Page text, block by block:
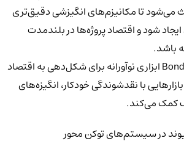
می‌شود تا مکانیزم‌های انگیزشی دقیق‌تری
شود و اقتصاد پروژه‌ها در بلندمدت
باشد.
در مجموع، Bonding Curve ابزاری نوآورانه برای شکل‌دهی به اقتصاد
با نقدشوندگی خودکار، انگیزه‌های
کمک می‌کند.
در سیستم‌های توکن محور